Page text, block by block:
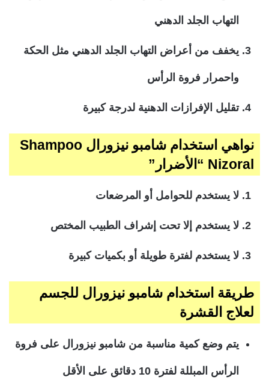
التهاب الجلد الدهني
يخفف من أعراض التهاب الجلد الدهني مثل الحكة
واحمرار فروة الرأس
تقليل الإفرازات الدهنية لدرجة كبيرة
نواهي استخدام شامبو نيزورال Shampoo
Nizoral “الأضرار”
لا يستخدم للحوامل أو المرضعات
لا يستخدم إلا تحت إشراف الطبيب المختص
لا يستخدم لفترة طويلة أو بكميات كبيرة
طريقة استخدام شامبو نيزورال للجسم
لعلاج القشرة
يتم وضع كمية مناسبة من شامبو نيزورال على فروة
الرأس المبللة لفترة 10 دقائق على الأقل